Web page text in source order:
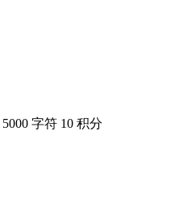
5000 字符 10 积分